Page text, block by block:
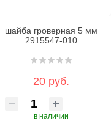
шайба гроверная 5 мм
2915547-010
20 руб.
в наличии